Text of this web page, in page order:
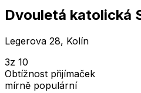
Dvouletá katolická
Legerova 28, Kolín
3z 10
Obtížnost přijímaček
mírně populární